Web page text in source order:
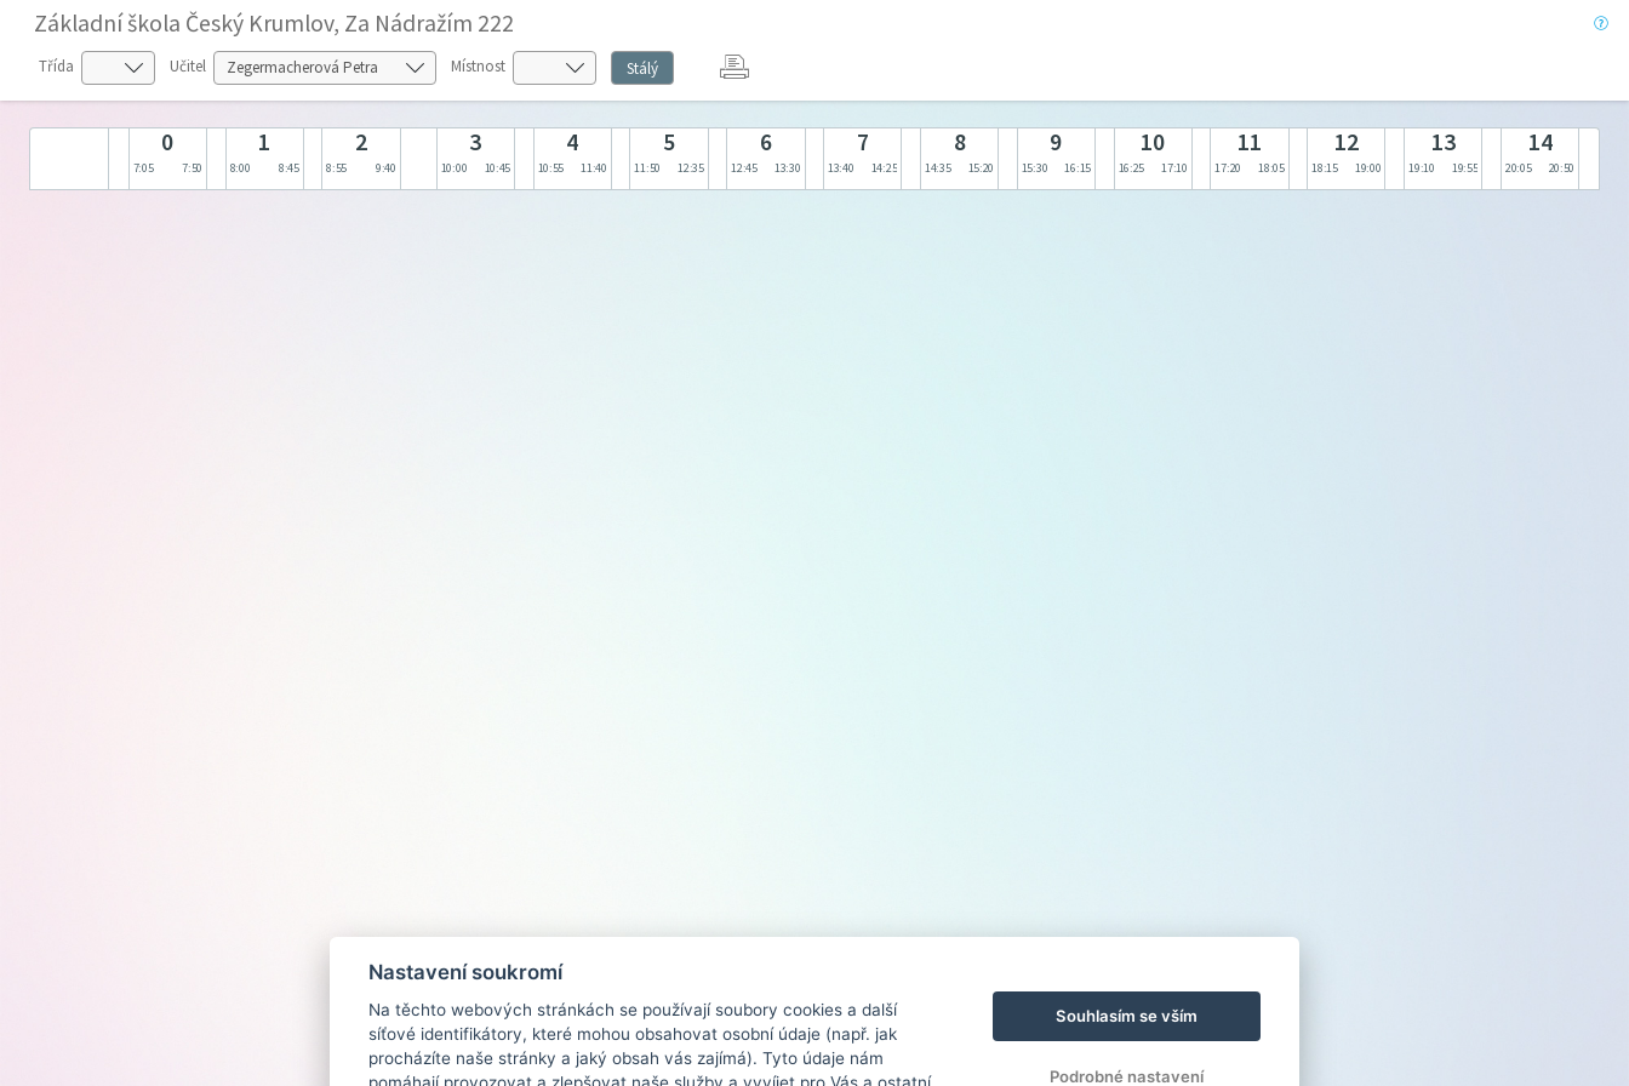
Základní škola Český Krumlov, Za Nádražím 222
Třída Učitel Místnost Stálý
0
7:05 7:50
1
8:00 8:45
2
8:55 9:40
3
10:00 10:45
4
10:55 11:40
5
11:50 12:35
6
12:45 13:30
7
13:40 14:25
8
14:35 15:20
9
15:30 16:15
10
16:25 17:10
11
17:20 18:05
12
18:15 19:00
13
19:10 19:55
14
20:05 20:50
Nastavení soukromí
Na těchto webových stránkách se používají soubory cookies a další
síťové identifikátory, které mohou obsahovat osobní údaje (např. jak
procházíte naše stránky a jaký obsah vás zajímá). Tyto údaje nám
Souhlasím se vším
Podrobné nastavení